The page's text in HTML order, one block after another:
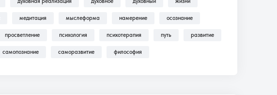
медитация мыслеформа намерение осознание
просветление психология психотерапия путь развитие
самопознание саморазвитие философия